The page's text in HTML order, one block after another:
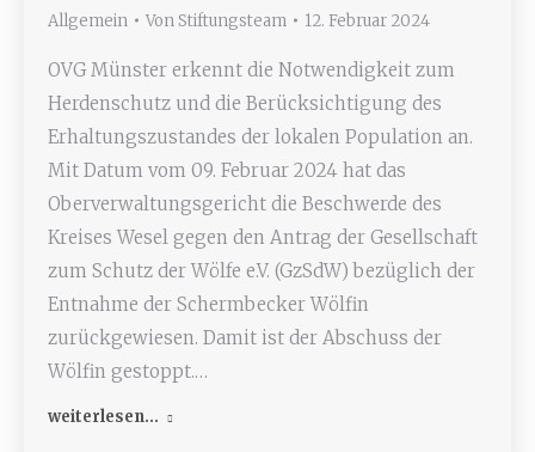
Allgemein Von Stiftungsteam 12. Februar 2024
OVG Münster erkennt die Notwendigkeit zum
Herdenschutz und die Berücksichtigung des
Erhaltungszustandes der lokalen Population an.
Mit Datum vom 09. Februar 2024 hat das
Oberverwaltungsgericht die Beschwerde des
Kreises Wesel gegen den Antrag der Gesellschaft
zum Schutz der Wölfe e.V. (GzSdW) bezüglich der
Entnahme der Schermbecker Wölfin
zurückgewiesen. Damit ist der Abschuss der
Wölfin gestoppt.…
weiterlesen...